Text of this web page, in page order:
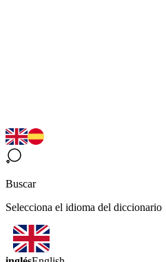
Buscar
Selecciona el idioma del diccionario